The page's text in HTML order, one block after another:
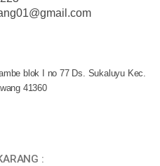
blok I no 77 Ds. Sukaluyu Kec.
41360
: